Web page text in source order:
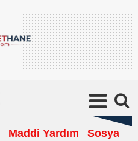
Maddi Yardım Sosyal